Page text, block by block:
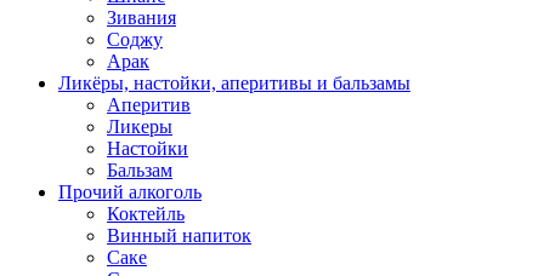
Зивания
Соджу
Арак
Ликёры, настойки, аперитивы и бальзамы
Аперитив
Ликеры
Настойки
Бальзам
Прочий алкоголь
Коктейль
Винный напиток
Саке